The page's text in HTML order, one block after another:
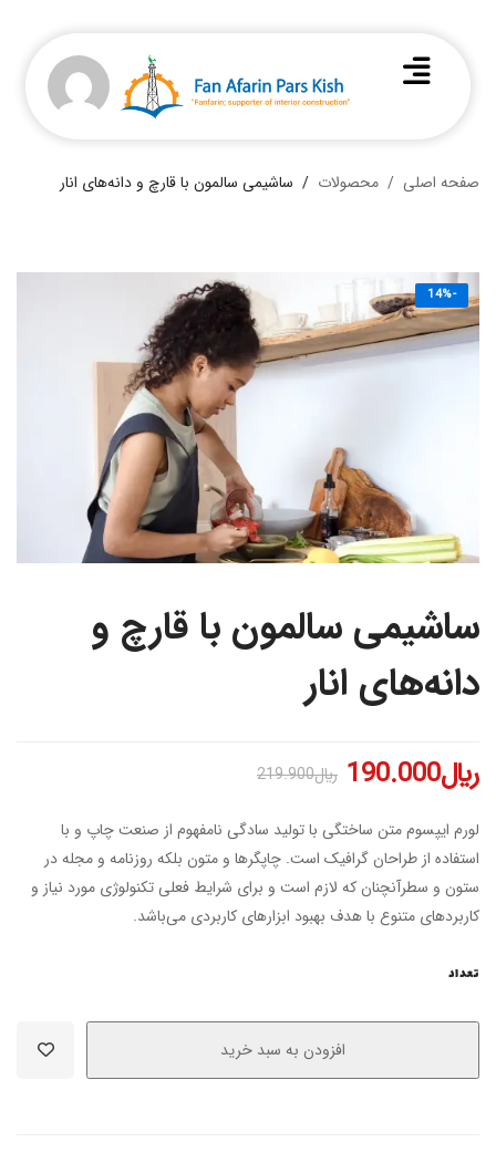
صفحه اصلی محصولات ساشیمی سالمون با قارچ و دانه‌های انار
-14%
ساشیمی سالمون با قارچ و
دانه‌های انار
﷼190.000 ﷼219.900
لورم ایپسوم متن ساختگی با تولید سادگی نامفهوم از صنعت چاپ و با
استفاده از طراحان گرافیک است. چاپگرها و متون بلکه روزنامه و مجله در
ستون و سطرآنچنان که لازم است و برای شرایط فعلی تکنولوژی مورد نیاز و
کاربردهای متنوع با هدف بهبود ابزارهای کاربردی می‌باشد.
تعداد
افزودن به سبد خرید